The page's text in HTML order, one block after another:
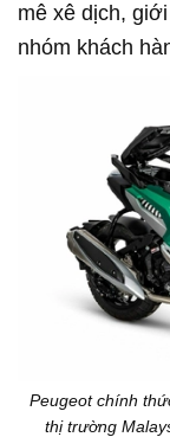
mê xê dịch,
nhóm khách
Peugeot chính
thị trường